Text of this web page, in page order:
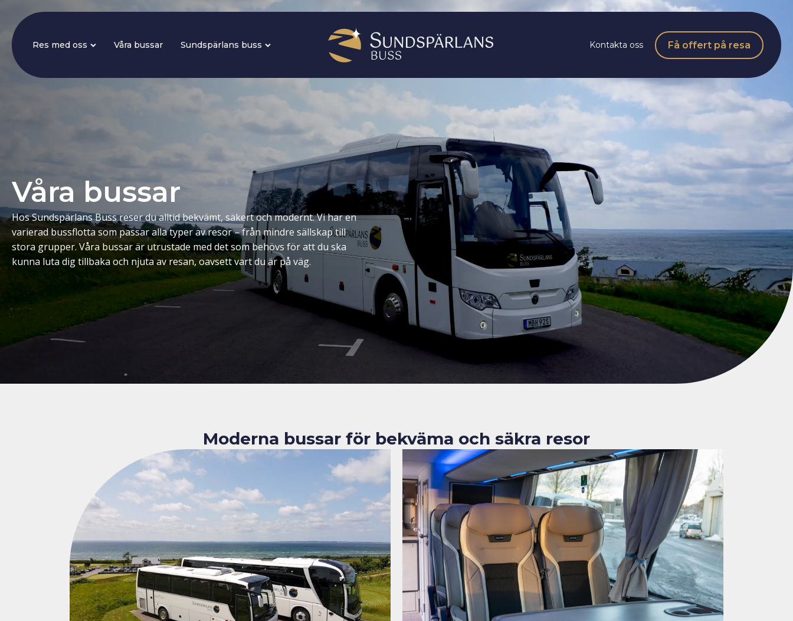
Res med oss Våra bussar Sundspärlans buss Kontakta oss Få offert på resa
Våra bussar
Hos Sundspärlans Buss reser du alltid bekvämt, säkert och modernt. Vi har en
varierad bussflotta som passar alla typer av resor – från mindre sällskap till
stora grupper. Våra bussar är utrustade med det som behövs för att du ska
kunna luta dig tillbaka och njuta av resan, oavsett vart du är på väg.
Moderna bussar för bekväma och säkra resor